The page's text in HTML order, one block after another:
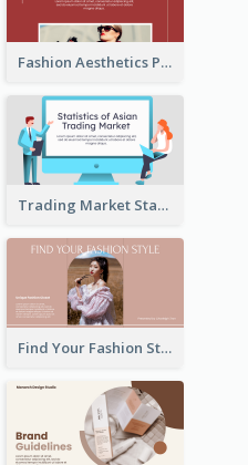
Fashion Aesthetics Presentation
Trading Market Statistics Presentation
Find Your Fashion Style Presentation